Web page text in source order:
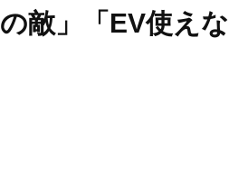
の敵」「EV使え